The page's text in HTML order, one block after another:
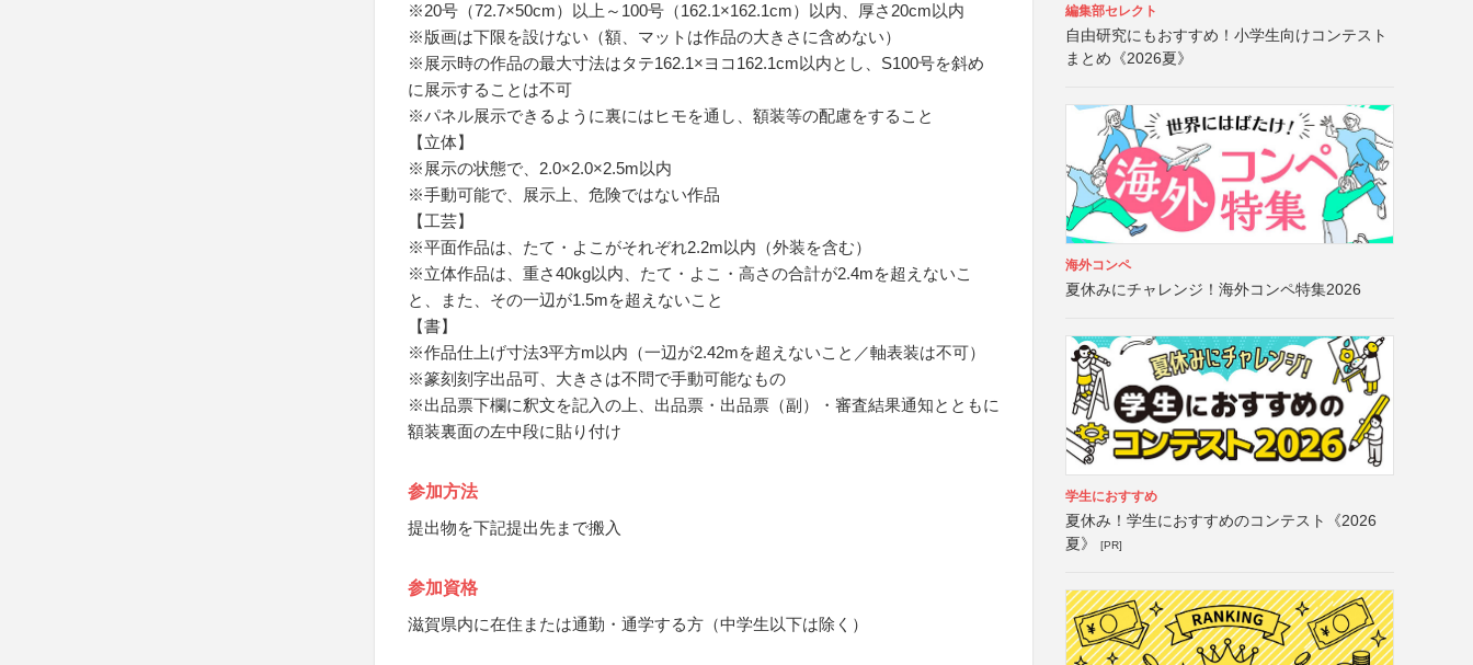
※20号（72.7×50cm）以上～100号（162.1×162.1cm）以内、厚さ20cm以内
※版画は下限を設けない（額、マットは作品の大きさに含めない）
※展示時の作品の最大寸法はタテ162.1×ヨコ162.1cm以内とし、S100号を斜め
に展示することは不可
※パネル展示できるように裏にはヒモを通し、額装等の配慮をすること
【立体】
※展示の状態で、2.0×2.0×2.5m以内
※手動可能で、展示上、危険ではない作品
【工芸】
※平面作品は、たて・よこがそれぞれ2.2m以内（外装を含む）
※立体作品は、重さ40kg以内、たて・よこ・高さの合計が2.4mを超えないこ
と、また、その一辺が1.5mを超えないこと
【書】
※作品仕上げ寸法3平方m以内（一辺が2.42mを超えないこと／軸表装は不可）
※篆刻刻字出品可、大きさは不問で手動可能なもの
※出品票下欄に釈文を記入の上、出品票・出品票（副）・審査結果通知とともに
額装裏面の左中段に貼り付け
参加方法
提出物を下記提出先まで搬入
参加資格
滋賀県内に在住または通勤・通学する方（中学生以下は除く）
編集部セレクト
自由研究にもおすすめ！小学生向けコンテスト
まとめ《2026夏》
海外コンペ
夏休みにチャレンジ！海外コンペ特集2026
学生におすすめ
夏休み！学生におすすめのコンテスト《2026
夏》
[PR]